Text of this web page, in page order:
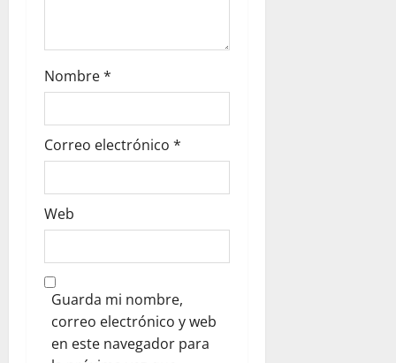
Nombre*
Correo electrónico *
Web
Guarda mi nombre,
correo electrónico y web
en este navegador para